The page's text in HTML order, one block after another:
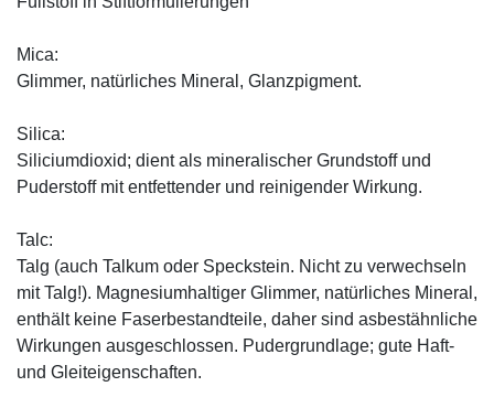
Mica:
Glimmer, natürliches Mineral, Glanzpigment.
Silica:
Siliciumdioxid; dient als mineralischer Grundstoff und
Puderstoff mit entfettender und reinigender Wirkung.
Talc:
Talg (auch Talkum oder Speckstein. Nicht zu verwechseln
mit Talg!). Magnesiumhaltiger Glimmer, natürliches Mineral,
enthält keine Faserbestandteile, daher sind asbestähnliche
Wirkungen ausgeschlossen. Pudergrundlage; gute Haft-
und Gleiteigenschaften.